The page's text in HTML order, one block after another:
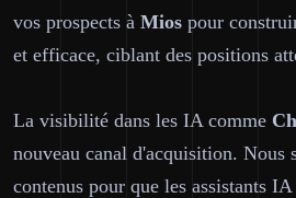
vos prospects à Mios pour
et efficace, ciblant des positions
La visibilité dans les IA comme
nouveau canal d'acquisition. Nous
contenus pour que les assistants